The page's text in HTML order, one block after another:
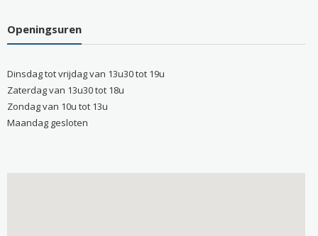
Openingsuren
Dinsdag tot vrijdag van 13u30 tot 19u
Zaterdag van 13u30 tot 18u
Zondag van 10u tot 13u
Maandag gesloten